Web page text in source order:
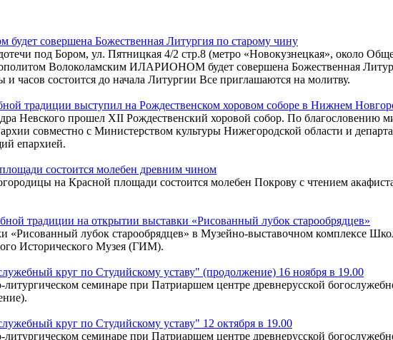
будет совершена Божественная Литургия по старому чину
под Бором, ул. Пятницкая 4/2 стр.8 (метро «Новокузнецкая», около
Волоколамским ИЛАРИОНОМ будет совершена Божественная
часов состоится до начала Литургии Все приглашаются на молитву.
традиции выступил на Рождественском хоровом соборе в Нижнем
Невского прошел XII Рождественский хоровой собор. По благословению
совместно с Министерством культуры Нижегородской области и
епархией.
состоится молебен древним чином
на Красной площади состоится молебен Покрову с чтением
традиции на открытии выставки «Рисованный лубок старообрядцев»
«Рисованный лубок старообрядцев» в Музейно-выставочном комплексе
Исторического Музея (ГИМ).
круг по Студийскому уставу" (продолжение) 16 ноября в 19.00
семинаре при Патриаршем центре древнерусской
круг по Студийскому уставу" 12 октября в 19.00
семинаре при Патриаршем центре древнерусской